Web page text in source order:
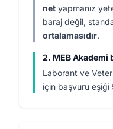
net yapmanız
baraj değil,
ortalamasıdır.
2. MEB Akademi
Laborant ve
için başvuru eşiği